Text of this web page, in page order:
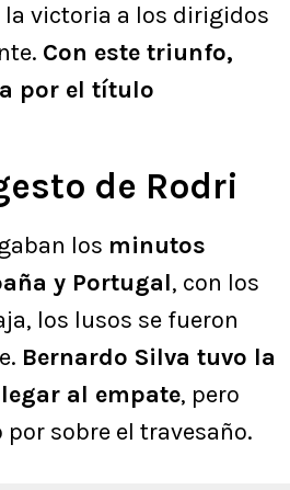
victoria a los dirigidos
Con este triunfo,
por el título
de Rodri
los minutos
y Portugal, con los
los lusos se fueron
Bernardo Silva tuvo la
al empate, pero
por sobre el travesaño.